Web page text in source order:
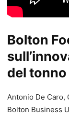
Bolton
del tonno
Antonio De Caro,
Bolton Business